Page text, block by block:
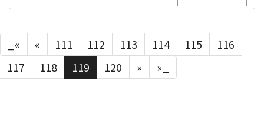
_« « 111 112 113 114 115
116
117
118 119 120 » »_